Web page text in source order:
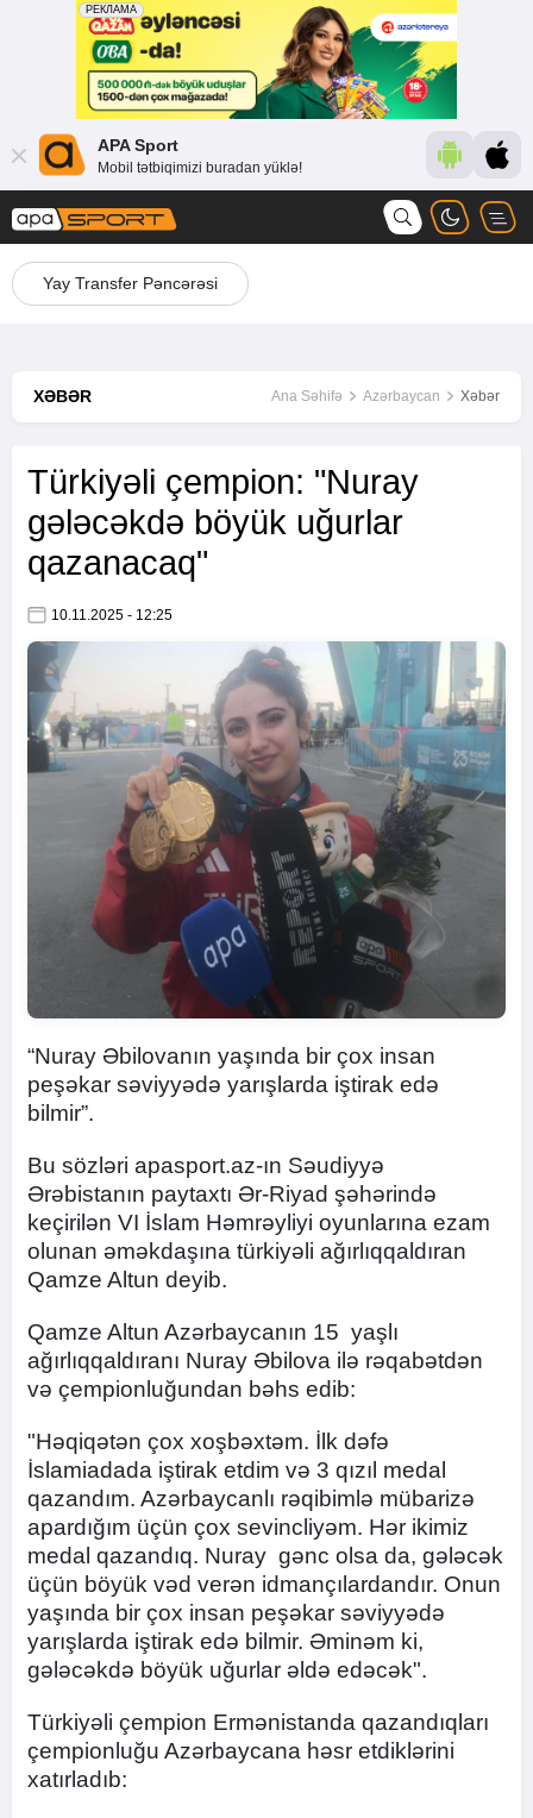
APA Sport
Mobil tətbiqimizi buradan yüklə!
Yay Transfer Pəncərəsi
XƏBƏR Ana Səhifə Azərbaycan Xəbər
Türkiyəli çempion: "Nuray
gələcəkdə böyük uğurlar
qazanacaq"
10.11.2025 - 12:25
“Nuray Əbilovanın yaşında bir çox insan
peşəkar səviyyədə yarışlarda iştirak edə
bilmir”.
Bu sözləri apasport.az-ın Səudiyyə
Ərəbistanın paytaxtı Ər-Riyad şəhərində
keçirilən VI İslam Həmrəyliyi oyunlarına ezam
olunan əməkdaşına türkiyəli ağırlıqqaldıran
Qamze Altun deyib.
Qamze Altun Azərbaycanın 15 yaşlı
ağırlıqqaldıranı Nuray Əbilova ilə rəqabətdən
və çempionluğundan bəhs edib:
"Həqiqətən çox xoşbəxtəm. İlk dəfə
İslamiadada iştirak etdim və 3 qızıl medal
qazandım. Azərbaycanlı rəqibimlə mübarizə
apardığım üçün çox sevincliyəm. Hər ikimiz
medal qazandıq. Nuray gənc olsa da, gələcək
üçün böyük vəd verən idmançılardandır. Onun
yaşında bir çox insan peşəkar səviyyədə
yarışlarda iştirak edə bilmir. Əminəm ki,
gələcəkdə böyük uğurlar əldə edəcək".
Türkiyəli çempion Ermənistanda qazandıqları
çempionluğu Azərbaycana həsr etdiklərini
xatırladıb: